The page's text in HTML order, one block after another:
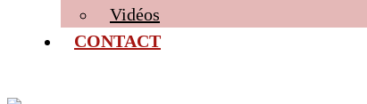
Vidéos
CONTACT